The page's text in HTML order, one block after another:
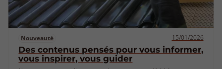
Nouveauté 15/01/2026
Des contenus pensés pour vous informer,
vous inspirer, vous guider